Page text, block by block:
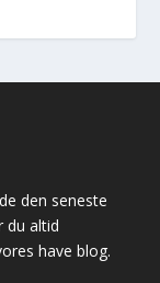
den seneste
du altid
have blog.